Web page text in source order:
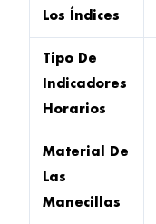
Los Índices
Tipo De
Indicadores
Horarios
Material De
Las
Manecillas